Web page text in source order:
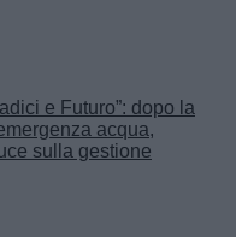
e Futuro”: dopo la
acqua,
sulla gestione